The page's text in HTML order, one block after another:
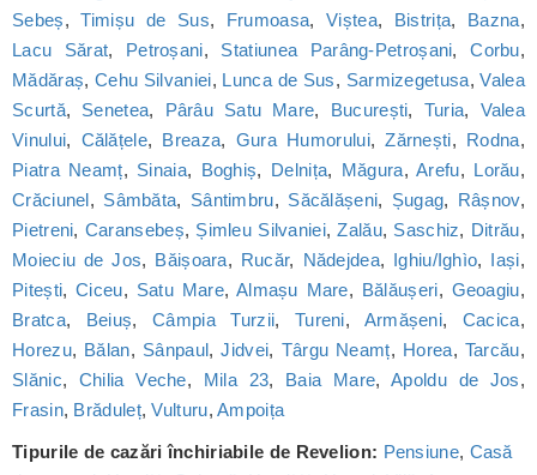
Sebeș,Timișu de Sus, Frumoasa,Viștea, Bistrița, Bazna,
Lacu Sărat, Petroșani, Statiunea Parâng-Petroșani,Corbu,
Mădăraș,Cehu Silvaniei, Lunca de Sus, Sarmizegetusa,Valea
Scurtă, Senetea, Pârâu Satu Mare, București, Turia, Valea
Vinului, Călățele, Breaza, Gura Humorului,Zărnești, Rodna,
Piatra Neamț, Sinaia, Boghiș, Delnița, Măgura,Arefu, Lorău,
Crăciunel, Sâmbăta, Sântimbru, Săcălășeni, Șugag, Râșnov,
Pietreni, Caransebeș, Șimleu Silvaniei,Zalău, Saschiz, Ditrău,
Moieciu de Jos, Băișoara, Rucăr, Nădejdea, Ighiu/Ighìo, Iași,
Pitești,Ciceu, Satu Mare, Almașu Mare, Bălăușeri, Geoagiu,
Bratca, Beiuș, Câmpia Turzii, Tureni, Armășeni, Cacica,
Horezu, Bălan, Sânpaul,Jidvei, Târgu Neamț, Horea, Tarcău,
Slănic, Chilia Veche, Mila 23, Baia Mare,Apoldu de Jos,
Frasin, Brăduleț,Vulturu,Ampoița
Tipurile de cazări închiriabile de Revelion: Pensiune, Casă